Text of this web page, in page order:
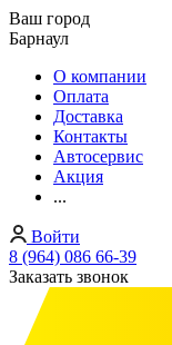
Ваш город
Барнаул
О компании
Оплата
Доставка
Контакты
Автосервис
Акция
...
Войти
8 (964) 086 66-39
Заказать звонок